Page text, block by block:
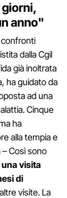
anno"
confronti
dalla Cgil
già inoltrata
ha guidato da
ad una
Cinque
ha
alla tempia e
Così sono
visita
di
visite. La